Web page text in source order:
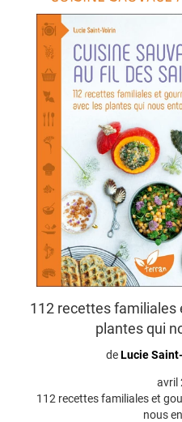
112 recettes familiales
plantes qui
deLucie
avril
112 recettes familiales et
nous